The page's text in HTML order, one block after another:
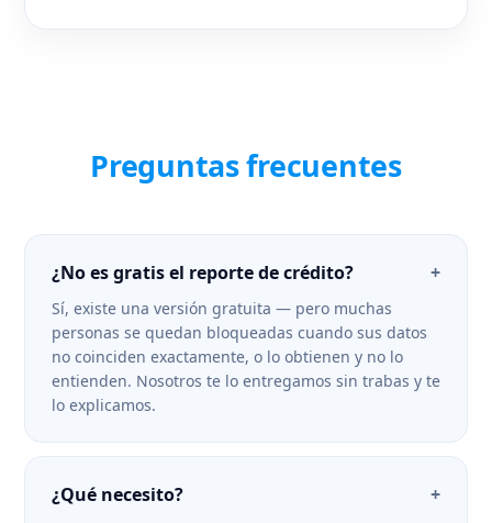
Preguntas frecuentes
¿No es gratis el reporte de crédito? +
Sí, existe una versión gratuita — pero muchas
personas se quedan bloqueadas cuando sus datos
no coinciden exactamente, o lo obtienen y no lo
entienden. Nosotros te lo entregamos sin trabas y te
lo explicamos.
¿Qué necesito? +